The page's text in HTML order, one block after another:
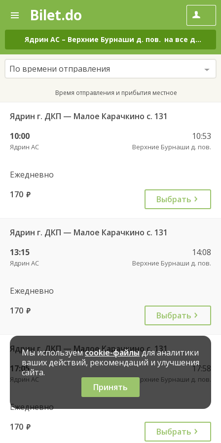
—
Поиск
и
покупка
билетов
на
автобус
онлайн
Bilet.do
Ядрин АС – Верхние Бурнаши д. пов. на все дни
По времени отправления
Время отправления и прибытия местное
Ядрин г. ДКП — Малое Карачкино с. 131
10:00
Ядрин АС
10:53
Верхние Бурнаши д. пов.
Ежедневно
170 руб. Выбрать
Ядрин г. ДКП — Малое Карачкино с. 131
13:15
Ядрин АС
14:08
Верхние Бурнаши д. пов.
Ежедневно
170 руб. Выбрать
Ядрин г. ДКП — Малое Карачкино с. 131
17:05
Ядрин АС
17:58
Верхние Бурнаши д. пов.
Ежедневно
170 руб. Выбрать
Мы используемcookie-файлыдля аналитики
ваших действий, рекомендаций и улучшения
сайта.
Принять